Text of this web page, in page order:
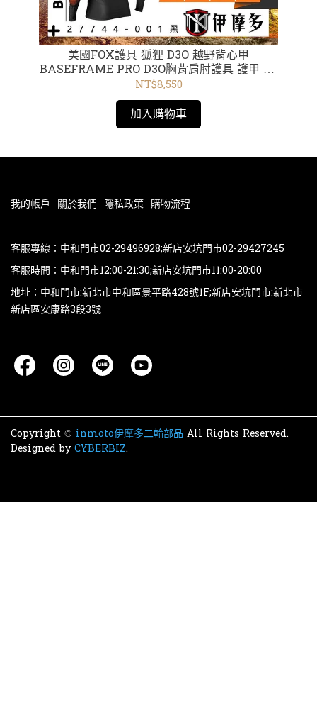
美國FOX護具 狐狸 D3O 越野背心甲
BASEFRAME PRO D3O胸背肩肘護具 護甲 CE
認證 27744-001黑
NT$8,550
加入購物車
我的帳戶 關於我們 隱私政策 購物流程
客服專線：中和門市02-29496928;新店安坑門市02-29427245
客服時間：中和門市12:00-21:30;新店安坑門市11:00-20:00
地址：中和門市:新北市中和區景平路428號1F;新店安坑門市:新北市
新店區安康路3段3號
Copyright © inmoto伊摩多二輪部品 All Rights Reserved.
Designed by CYBERBIZ.